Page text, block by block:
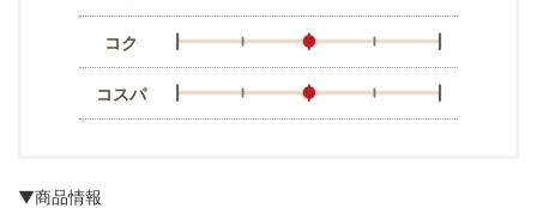
コク
コスパ
▼商品情報